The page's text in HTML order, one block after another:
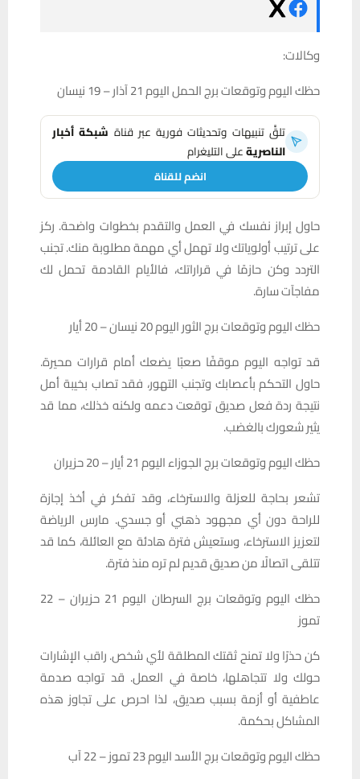
وكالات:
حظك اليوم وتوقعات برج الحمل اليوم 21 آذار – 19 نيسان
تلقَّ تنبيهات وتحديثات فورية عبر قناة شبكة أخبار
الناصريةعلى التليغرام
انضم للقناة
حاول إبراز نفسك في العمل والتقدم بخطوات واضحة. ركز
على ترتيب أولوياتك ولا تهمل أي مهمة مطلوبة منك. تجنب
التردد وكن حازمًا في قراراتك، فالأيام القادمة تحمل لك
مفاجآت سارة.
حظك اليوم وتوقعات برج الثور اليوم 20 نيسان – 20 أيار
قد تواجه اليوم موقفًا صعبًا يضعك أمام قرارات محيرة.
حاول التحكم بأعصابك وتجنب التهور، فقد تصاب بخيبة أمل
نتيجة ردة فعل صديق توقعت دعمه ولكنه خذلك، مما قد
يثير شعورك بالغضب.
حظك اليوم وتوقعات برج الجوزاء اليوم 21 أيار – 20 حزيران
تشعر بحاجة للعزلة والاسترخاء، وقد تفكر في أخذ إجازة
للراحة دون أي مجهود ذهني أو جسدي. مارس الرياضة
لتعزيز الاسترخاء، وستعيش فترة هادئة مع العائلة، كما قد
تتلقى اتصالًا من صديق قديم لم تره منذ فترة.
حظك اليوم وتوقعات برج السرطان اليوم 21 حزيران – 22
تموز
كن حذرًا ولا تمنح ثقتك المطلقة لأي شخص. راقب الإشارات
حولك ولا تتجاهلها، خاصة في العمل. قد تواجه صدمة
عاطفية أو أزمة بسبب صديق، لذا احرص على تجاوز هذه
المشاكل بحكمة.
حظك اليوم وتوقعات برج الأسد اليوم 23 تموز – 22 آب